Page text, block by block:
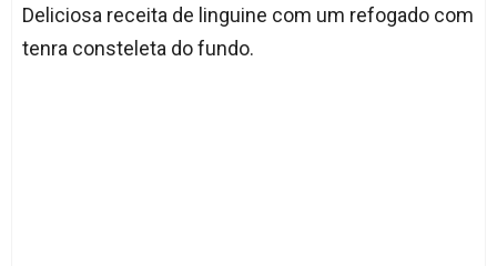
Deliciosa receita de linguine com um refogado com
tenra consteleta do fundo.